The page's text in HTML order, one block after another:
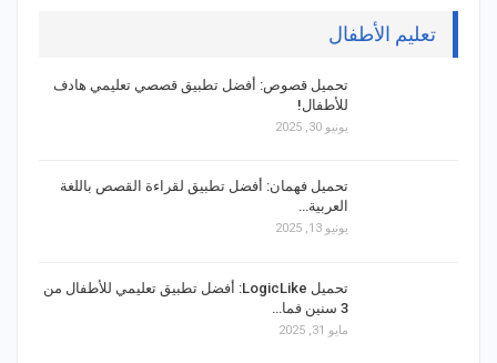
تعليم الأطفال
تحميل قصوص: أفضل تطبيق قصصي تعليمي هادف
للأطفال!
يونيو 30, 2025
تحميل فهمان: أفضل تطبيق لقراءة القصص باللغة
العربية…
يونيو 13, 2025
تحميل LogicLike: أفضل تطبيق تعليمي للأطفال من
3 سنين فما…
مايو 31, 2025